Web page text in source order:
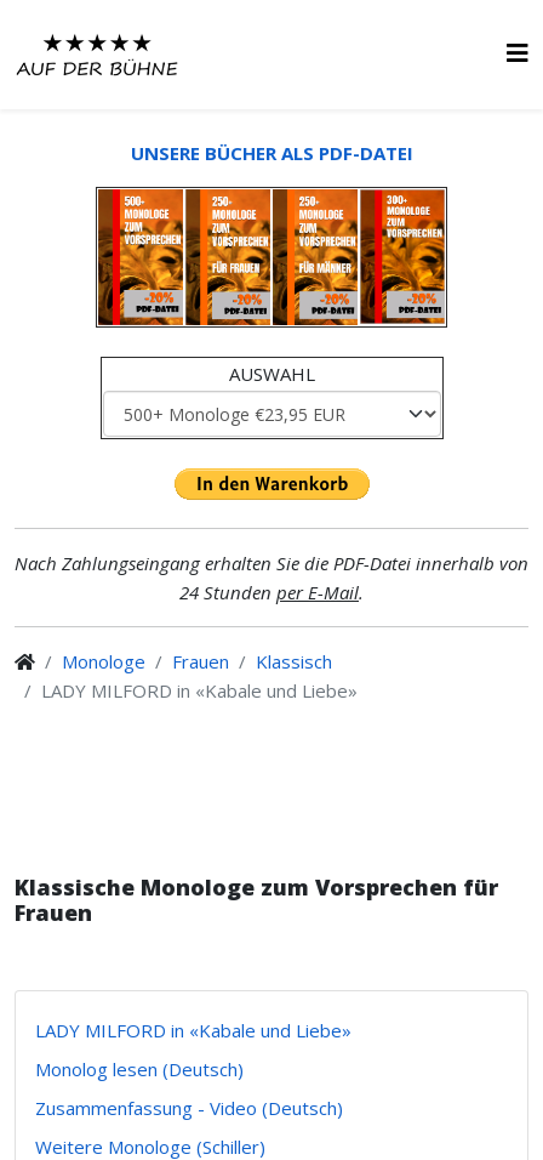
UNSERE BÜCHER ALS PDF-DATEI
AUSWAHL
Nach Zahlungseingang erhalten Sie die PDF-Datei innerhalb von
24 Stunden per E-Mail.
Monologe Frauen
Klassisch
LADY MILFORD in «Kabale und Liebe»
Klassische Monologe zum Vorsprechen für
Frauen
LADY MILFORD in «Kabale und Liebe»
Monolog lesen (Deutsch)
Zusammenfassung - Video (Deutsch)
Weitere Monologe (Schiller)